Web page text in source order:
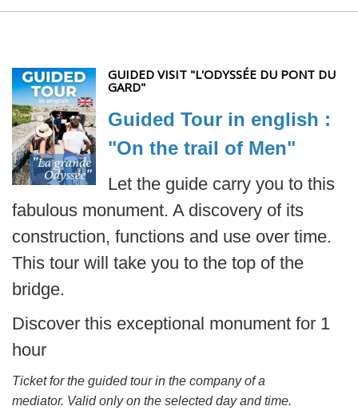
GUIDED VISIT "L'ODYSSÉE DU PONT DU
GARD"
Guided Tour in english :
"On the trail of Men"
Let the guide carry you to this
fabulous monument. A discovery of its
construction, functions and use over time.
This tour will take you to the top of the
bridge.
Discover this exceptional monument for 1
hour
Ticket for the guided tour in the company of a
mediator. Valid only on the selected day and time.